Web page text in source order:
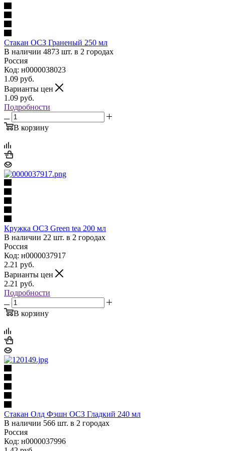
Стакан ОСЗ Граненый 250 мл
В наличии 4873 шт. в 2 городах
Россия
Код: н0000038023
1.09 руб.
Варианты цен
1.09 руб.
Подробности
В корзину
Кружка ОСЗ Green tea 200 мл
В наличии 22 шт. в 2 городах
Россия
Код: н0000037917
2.21 руб.
Варианты цен
2.21 руб.
Подробности
В корзину
Стакан Олд Фэшн ОСЗ Гладкий 240 мл
В наличии 566 шт. в 2 городах
Россия
Код: н0000037996